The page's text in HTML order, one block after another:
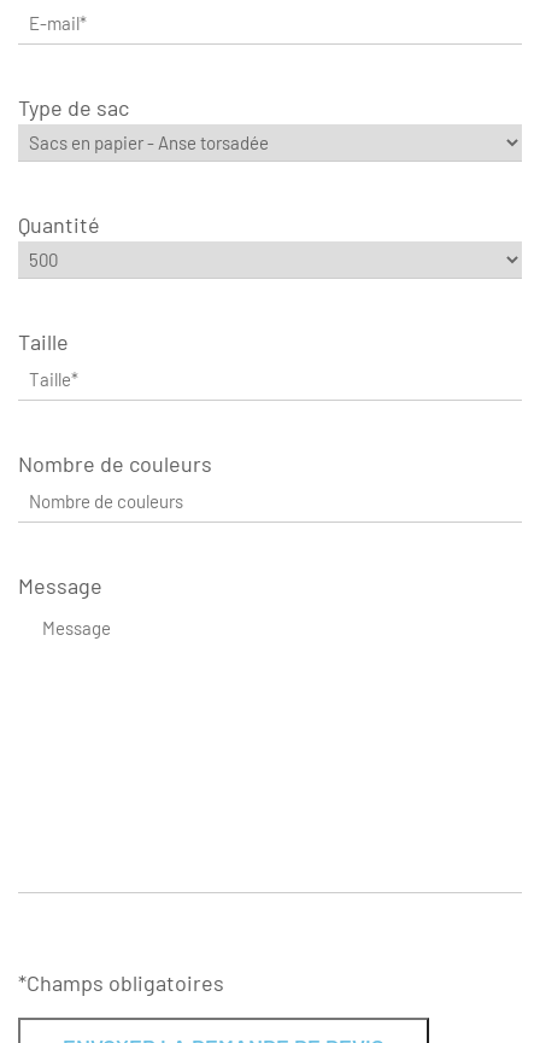
Type de sac
Quantité
Taille
Nombre de couleurs
Message
*Champs obligatoires